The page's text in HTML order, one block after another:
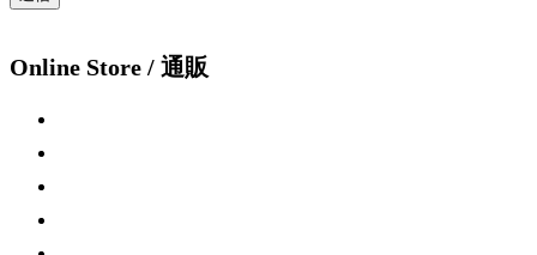
Online Store / 通販